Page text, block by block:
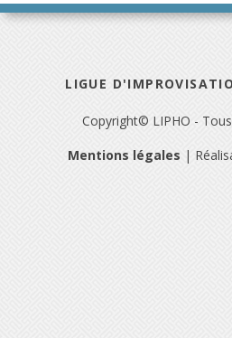
LIGUE
Copyright© LIPHO -
Mentions légales |